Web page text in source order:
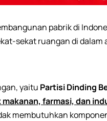
pabrik di
sekat ruangan di
yaitu Partisi Dinding
makanan, farmasi, dan
membutuhkan